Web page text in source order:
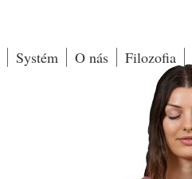
Systém O nás Filozofia